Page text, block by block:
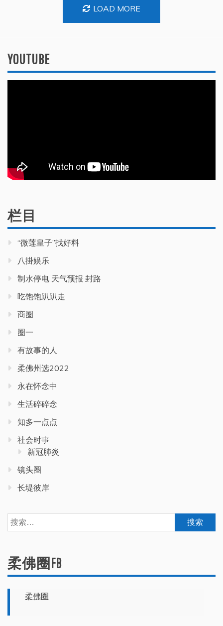
LOAD MORE
YOUTUBE
栏目
“微莲皇子”找好料
八掛娱乐
制水停电 天气预报 封路
吃饱饱趴趴走
商圈
圈一
有故事的人
柔佛州选2022
永在怀念中
生活碎碎念
知多一点点
社会时事
新冠肺炎
镜头圈
长堤彼岸
搜
索：
柔佛圈FB
柔佛圈